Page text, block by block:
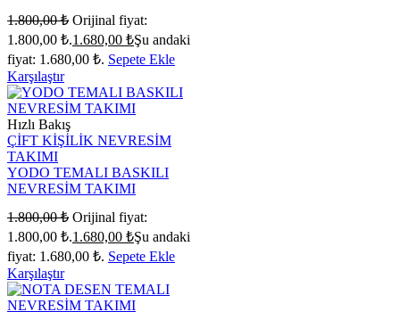
1.800,00₺ Orijinal fiyat:
1.800,00 ₺.1.680,00 ₺Şu andaki
fiyat: 1.680,00 ₺. Sepete Ekle
Karşılaştır
Hızlı Bakış
ÇİFT KİŞİLİK NEVRESİM
TAKIMI
YODO TEMALI BASKILI
NEVRESİM TAKIMI
1.800,00₺ Orijinal fiyat:
1.800,00 ₺.1.680,00 ₺Şu andaki
fiyat: 1.680,00 ₺. Sepete Ekle
Karşılaştır